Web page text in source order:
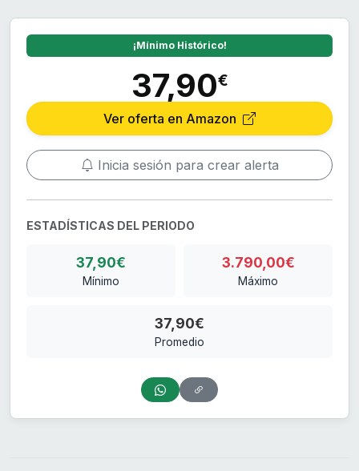
¡Mínimo Histórico!
37,90€
Ver oferta en Amazon
Inicia sesión para crear alerta
ESTADÍSTICAS DEL PERIODO
37,90€
Mínimo
3.790,00€
Máximo
37,90€
Promedio